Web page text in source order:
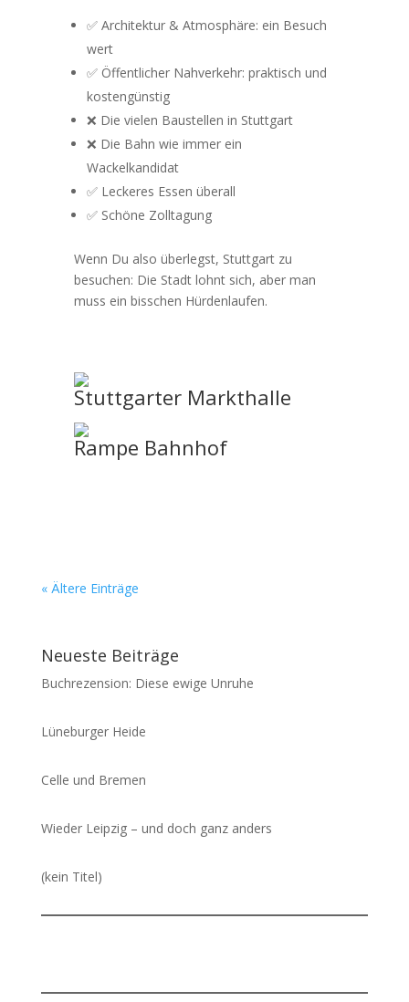
✅ Architektur & Atmosphäre: ein Besuch
wert
✅ Öffentlicher Nahverkehr: praktisch und
kostengünstig
❌ Die vielen Baustellen in Stuttgart
❌ Die Bahn wie immer ein
Wackelkandidat
✅ Leckeres Essen überall
✅ Schöne Zolltagung
Wenn Du also überlegst, Stuttgart zu
besuchen: Die Stadt lohnt sich, aber man
muss ein bisschen Hürdenlaufen.
Stuttgarter Markthalle
Rampe Bahnhof
« Ältere Einträge
Neueste Beiträge
Buchrezension: Diese ewige Unruhe
Lüneburger Heide
Celle und Bremen
Wieder Leipzig – und doch ganz anders
(kein Titel)